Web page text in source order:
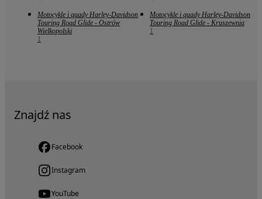
Motocykle i quady Harley-Davidson
Touring Road Glide - Ostrów
Wielkopolski
1
Motocykle i quady Harley-Davidson
Touring Road Glide - Kruszewnia
1
Znajdź nas
Facebook
Instagram
YouTube